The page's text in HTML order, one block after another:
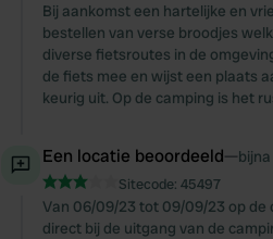
Bij aankomst een hartelijke en
bestellen van verse broodjes
diverse fietsroutes in de
de fiets mee en wijst een plaats
keurig uit. Op de camping is het
Een locatie beoordeeld—
Sitecode: 45497
Van 06/09/23 tot 09/09/23 op de
direct bij de uitgang van de